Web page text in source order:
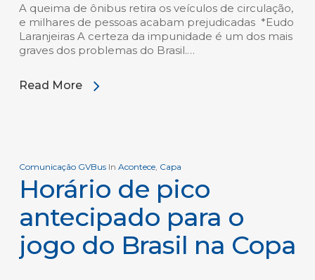
A queima de ônibus retira os veículos de circulação,
e milhares de pessoas acabam prejudicadas *Eudo
Laranjeiras A certeza da impunidade é um dos mais
graves dos problemas do Brasil.…
Read More
Comunicação GVBus In Acontece, Capa
Horário de pico
antecipado para o
jogo do Brasil na Copa